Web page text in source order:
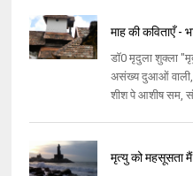
माह की कविताएँ -
डॉ0 मृदुला शुक्ला
असंख्य दुआओं वाली,
शीश पे आशीष सम,
मृत्यु को महसूसता